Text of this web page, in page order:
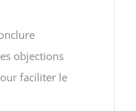
objections
faciliter le